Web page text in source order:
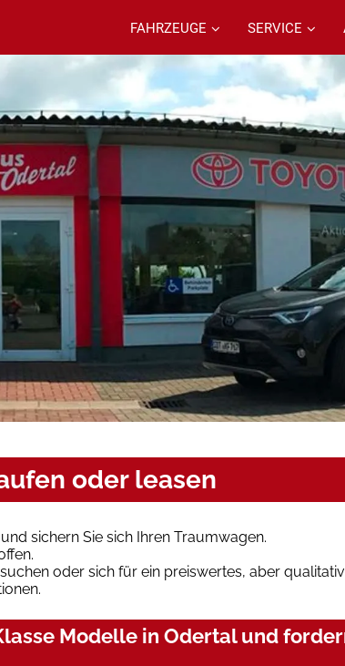
FAHRZEUGE SERVICE
oder leasen
sichern Sie sich Ihren Traumwagen.
oder sich für ein preiswertes, aber
Modelle in Odertal und